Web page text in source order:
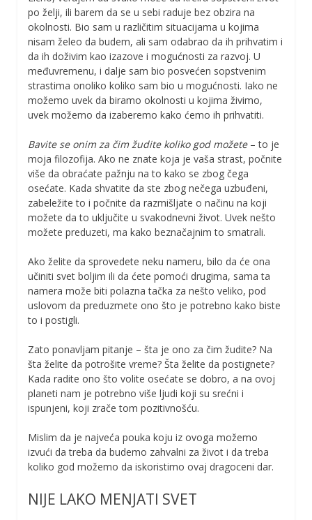
po želji, ili barem da se u sebi raduje bez obzira na
okolnosti. Bio sam u različitim situacijama u kojima
nisam želeo da budem, ali sam odabrao da ih prihvatim i
da ih doživim kao izazove i mogućnosti za razvoj. U
međuvremenu, i dalje sam bio posvećen sopstvenim
strastima onoliko koliko sam bio u mogućnosti. Iako ne
možemo uvek da biramo okolnosti u kojima živimo,
uvek možemo da izaberemo kako ćemo ih prihvatiti.
Bavite se onim za čim žudite koliko god možete– to je
moja filozofija. Ako ne znate koja je vaša strast, počnite
više da obraćate pažnju na to kako se zbog čega
osećate. Kada shvatite da ste zbog nečega uzbuđeni,
zabeležite to i počnite da razmišljate o načinu na koji
možete da to uključite u svakodnevni život. Uvek nešto
možete preduzeti, ma kako beznačajnim to smatrali.
Ako želite da sprovedete neku nameru, bilo da će ona
učiniti svet boljim ili da ćete pomoći drugima, sama ta
namera može biti polazna tačka za nešto veliko, pod
uslovom da preduzmete ono što je potrebno kako biste
to i postigli.
Zato ponavljam pitanje – šta je ono za čim žudite? Na
šta želite da potrošite vreme? Šta želite da postignete?
Kada radite ono što volite osećate se dobro, a na ovoj
planeti nam je potrebno više ljudi koji su srećni i
ispunjeni, koji zrače tom pozitivnošću.
Mislim da je najveća pouka koju iz ovoga možemo
izvući da treba da budemo zahvalni za život i da treba
koliko god možemo da iskoristimo ovaj dragoceni dar.
NIJE LAKO MENJATI SVET